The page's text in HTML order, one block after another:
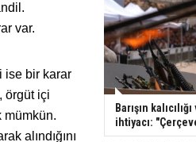
var.
ise bir karar
örgüt içi
mümkün.
alındığını
Barışın
ihtiyacı: